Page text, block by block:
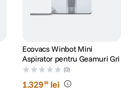
Ecovacs Winbot Mini
Aspirator pentru Geamuri Gri
(0)
1.32999 lei